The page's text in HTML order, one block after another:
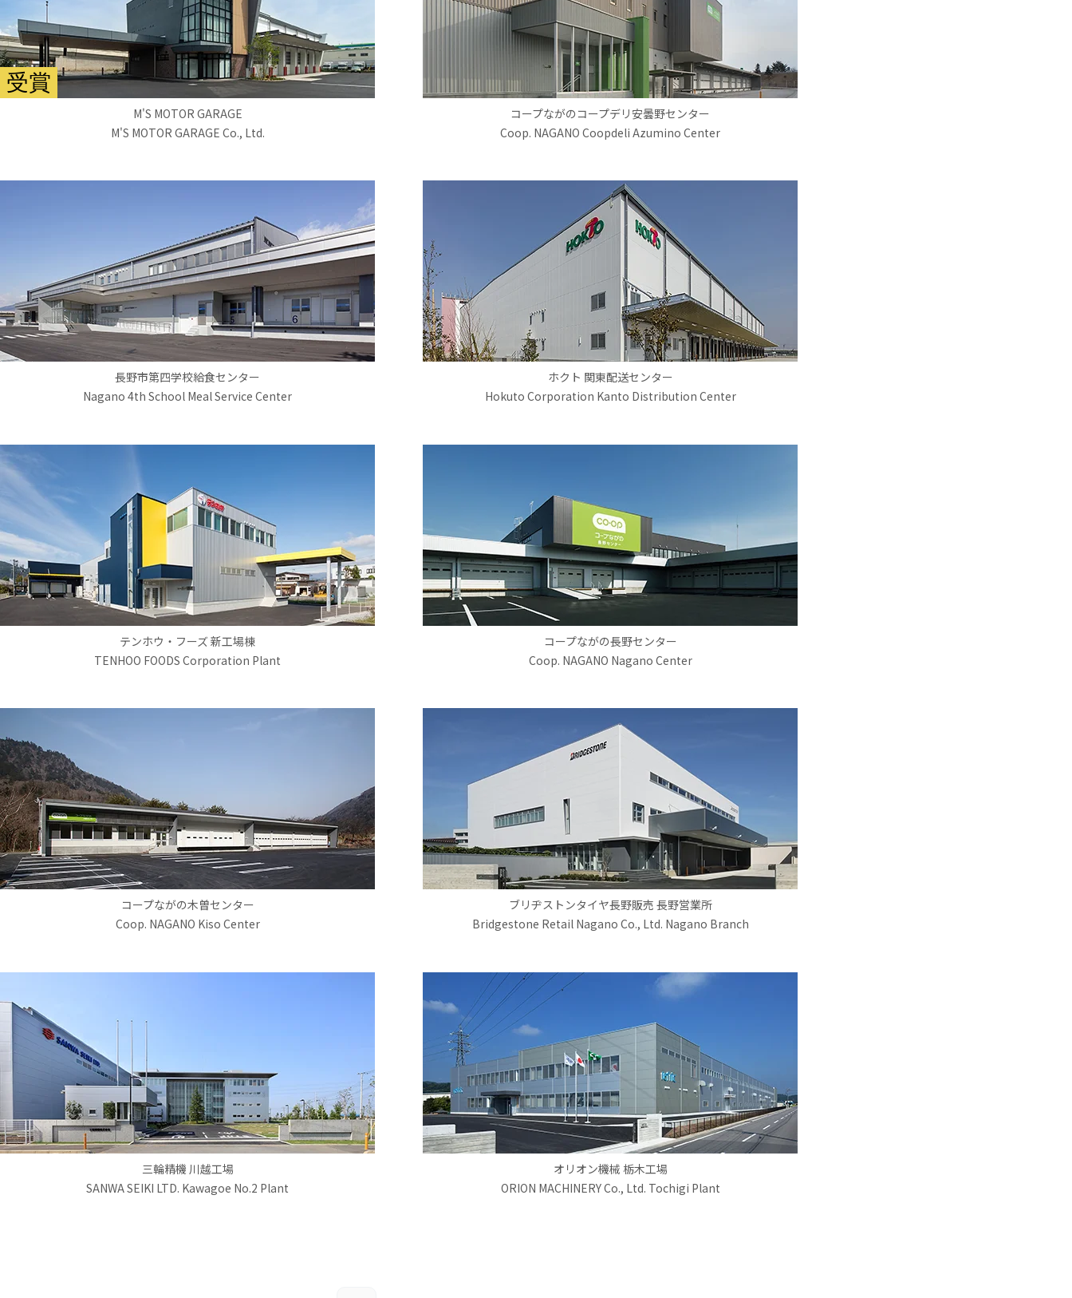
受賞
M'S MOTOR GARAGE
M'S MOTOR GARAGE Co., Ltd.
コープながのコープデリ安曇野センター
Coop. NAGANO Coopdeli Azumino Center
長野市第四学校給食センター
Nagano 4th School Meal Service Center
ホクト 関東配送センター
Hokuto Corporation Kanto Distribution Center
テンホウ・フーズ 新工場棟
TENHOO FOODS Corporation Plant
コープながの長野センター
Coop. NAGANO Nagano Center
コープながの木曽センター
Coop. NAGANO Kiso Center
ブリヂストンタイヤ長野販売 長野営業所
Bridgestone Retail Nagano Co., Ltd. Nagano Branch
三輪精機 川越工場
SANWA SEIKI LTD. Kawagoe No.2 Plant
オリオン機械 栃木工場
ORION MACHINERY Co., Ltd. Tochigi Plant